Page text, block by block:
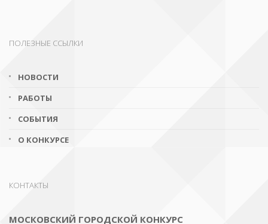
ПОЛЕЗНЫЕ ССЫЛКИ
НОВОСТИ
РАБОТЫ
СОБЫТИЯ
О КОНКУРСЕ
КОНТАКТЫ
МОСКОВСКИЙ ГОРОДСКОЙ КОНКУРС